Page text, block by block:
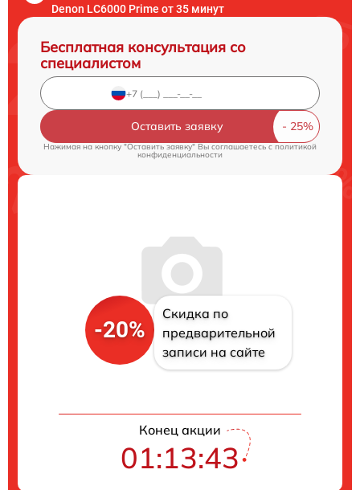
Denon LC6000 Prime от 35 минут
Бесплатная консультация со
специалистом
Оставить заявку
Нажимая на кнопку "Оставить заявку" Вы соглашаетесь c политикой
конфиденциальности
-20%
Скидка по
предварительной
записи на сайте
Конец акции
01:13:42